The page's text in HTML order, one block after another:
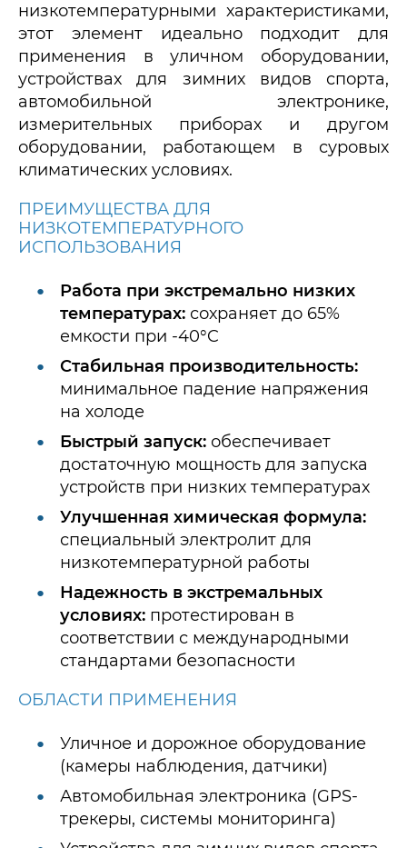
низкотемпературными характеристиками,
этот элемент идеально подходит для
применения в уличном оборудовании,
устройствах для зимних видов спорта,
автомобильной электронике,
измерительных приборах и другом
оборудовании, работающем в суровых
климатических условиях.
ПРЕИМУЩЕСТВА ДЛЯ
НИЗКОТЕМПЕРАТУРНОГО
ИСПОЛЬЗОВАНИЯ
Работа при экстремально низких
температурах:сохраняет до 65%
емкости при -40°C
Стабильная производительность:
минимальное падение напряжения
на холоде
Быстрый запуск:обеспечивает
достаточную мощность для запуска
устройств при низких температурах
Улучшенная химическая формула:
специальный электролит для
низкотемпературной работы
Надежность в экстремальных
условиях:протестирован в
соответствии с международными
стандартами безопасности
ОБЛАСТИ ПРИМЕНЕНИЯ
Уличное и дорожное оборудование
(камеры наблюдения, датчики)
Автомобильная электроника (GPS-
трекеры, системы мониторинга)